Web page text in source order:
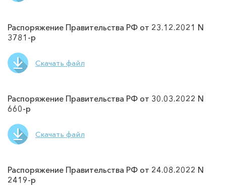
Распоряжение Правительства РФ от 23.12.2021 N
3781-р
Скачать файл
Распоряжение Правительства РФ от 30.03.2022 N
660-р
Скачать файл
Распоряжение Правительства РФ от 24.08.2022 N
2419-р